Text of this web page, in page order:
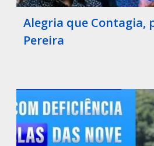
Alegria que Contagia,
Pereira